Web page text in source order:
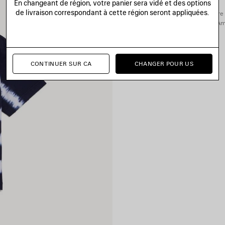
Vous pouvez effectuer votre
En changeant de région, votre panier sera vidé et des options
de livraison correspondant à cette région seront appliquées.
CONTINUER SUR CA CHANGER POUR US